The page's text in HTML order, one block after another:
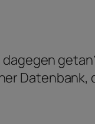
Datenbank,